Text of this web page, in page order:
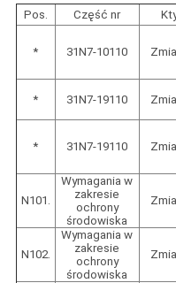
Pos. Część nr
* 31N7-10110
* 31N7-19110
* 31N7-19110
N101.
Wymagania w
zakresie
ochrony
środowiska
N102.
Wymagania w
zakresie
ochrony
środowiska